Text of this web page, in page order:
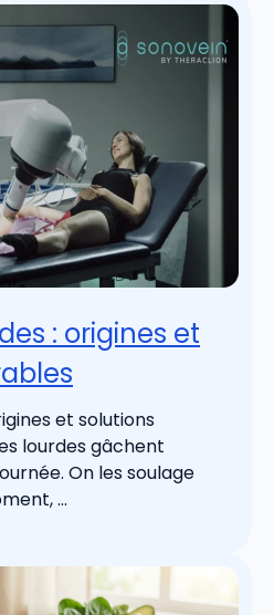
: origines et
et solutions
lourdes gâchent
On les soulage
...